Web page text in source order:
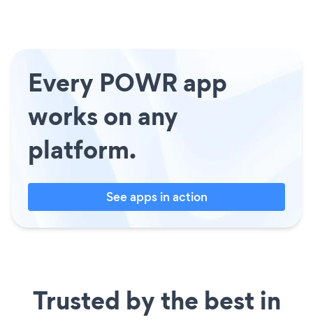
Every POWR app
works on any
platform.
See apps in action
Trusted by the best in